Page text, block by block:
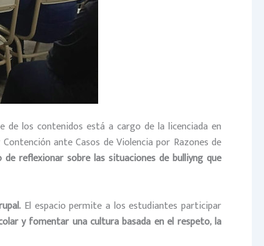
de los contenidos está a cargo de la licenciada en
ante Casos de Violencia por Razones de
reflexionar sobre las situaciones de bulliyng que
El espacio permite a los estudiantes participar
y fomentar una cultura basada en el respeto, la